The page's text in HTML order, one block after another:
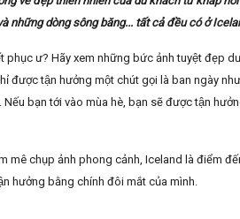
những dòng sông băng... tất cả đều có ở
phục ư? Hãy xem những bức ảnh tuyệt đẹp
được tận hưởng một chút gọi là ban ngày
Nếu bạn tới vào mùa hè, bạn sẽ được tận
mê chụp ảnh phong cảnh, Iceland là điểm
hưởng bằng chính đôi mắt của mình.